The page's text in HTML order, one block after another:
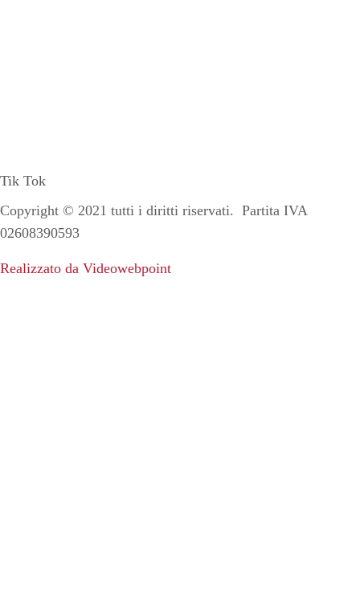
Tik Tok
Copyright © 2021 tutti i diritti riservati. Partita IVA
02608390593
Realizzato da Videowebpoint